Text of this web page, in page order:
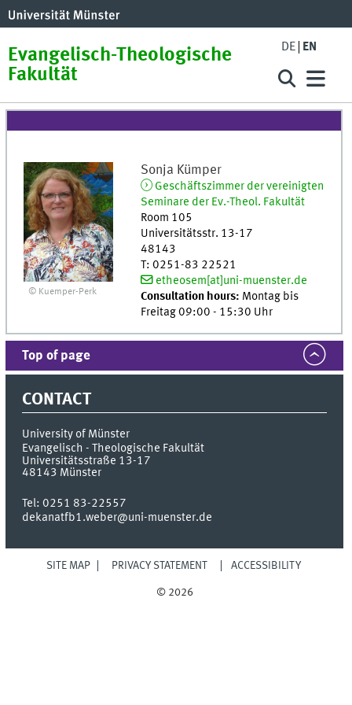
Evangelisch-Theologische
Fakultät
DE EN
© Kuemper-Perk
Sonja Kümper
Geschäftszimmer der vereinigten
Seminare der Ev.-Theol. Fakultät
Room 105
Universitätsstr. 13-17
48143
T: 0251-83 22521
etheosem[at]uni-muenster.de
Consultation hours: Montag bis
Freitag 09:00 - 15:30 Uhr
Top of page
CONTACT
University of Münster
Evangelisch - Theologische Fakultät
Universitätsstraße 13-17
48143 Münster
Tel:0251 83-22557
dekanatfb1.weber@uni-muenster.de
SITE MAP PRIVACY STATEMENT ACCESSIBILITY
© 2026